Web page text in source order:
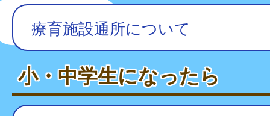
療育施設通所について
小・中学生になったら